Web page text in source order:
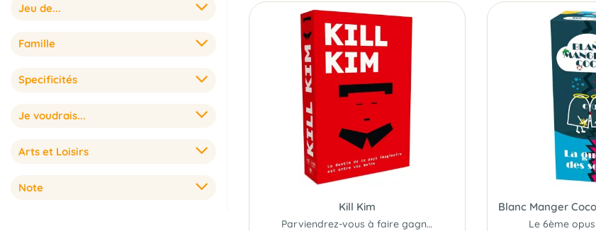
Jeu de...
Famille
Specificités
Je voudrais...
Arts et Loisirs
Note
Kill Kim
Parviendrez-vous à faire gagner votre camps...? Le 6ème opus